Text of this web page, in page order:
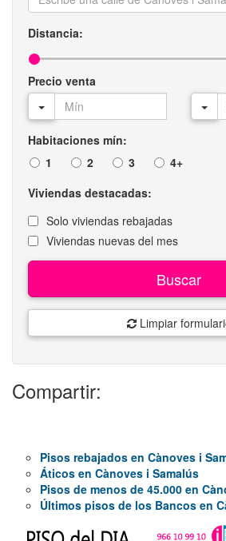
Distancia:
Precio venta
Habitaciones mín:
1
2 3 4+
Viviendas destacadas:
Solo viviendas rebajadas
Viviendas nuevas del mes
Buscar
Limpiar
Compartir:
Pisos rebajados en Cànoves i
Áticos en Cànoves i Samalús
Pisos de menos de 45.000 en
Últimos pisos de los Bancos en